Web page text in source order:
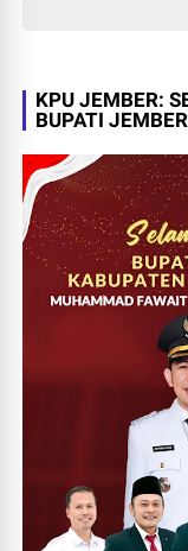
KPU JEMBER:
BUPATI